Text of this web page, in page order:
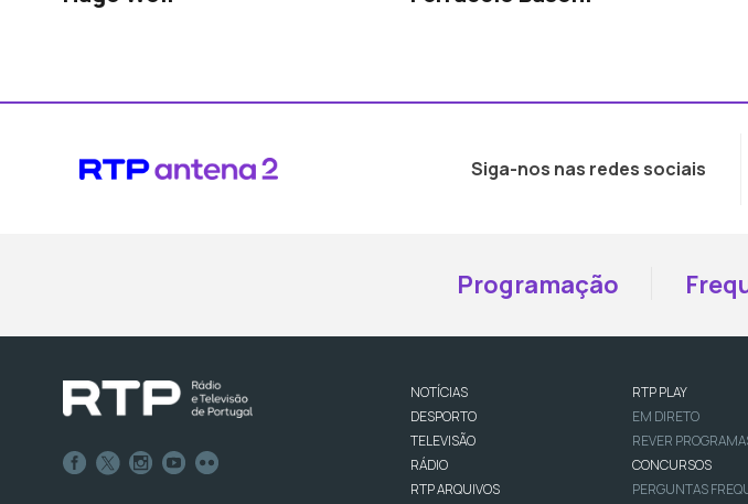
Siga-nos nas redes sociais
Programação
NOTÍCIAS
DESPORTO
TELEVISÃO
RÁDIO
RTP ARQUIVOS
RTP PLAY
EM DIRETO
REVER
CONCURSOS
PERGUNTAS